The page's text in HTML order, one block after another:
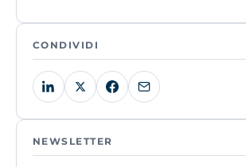
CONDIVIDI
NEWSLETTER